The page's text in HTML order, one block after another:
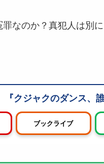
なのか？真犯人は別
クジャクのダンス、
ブックライブ